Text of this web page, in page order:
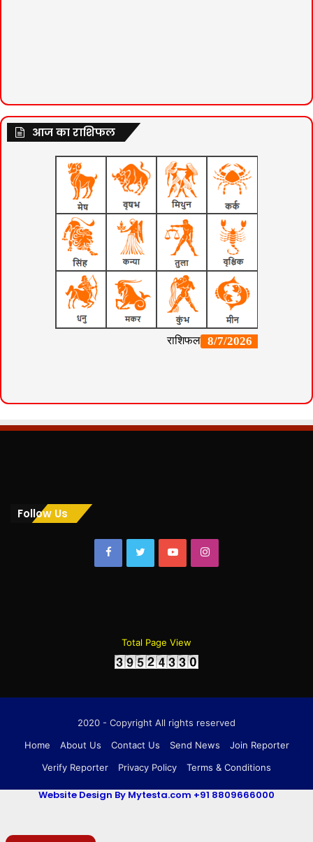
आज का राशिफल
Follow Us
FacebookTwitterYouTubeInstagram
Total Page View
2020 - Copyright All rights reserved
Home
About Us Contact Us Send News
Join Reporter
Verify Reporter
Privacy Policy Terms & Conditions
Website Design By Mytesta.com +91 8809666000